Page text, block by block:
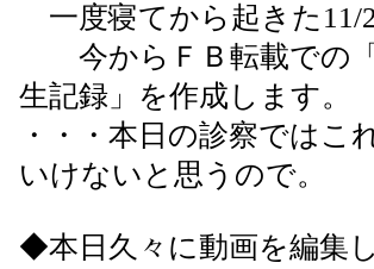
一度寝てから起きた11/
今からＦＢ転載での「
生記録」を作成します。
・・・本日の診察では
いけないと思うので。
◆本日久々に動画を編集